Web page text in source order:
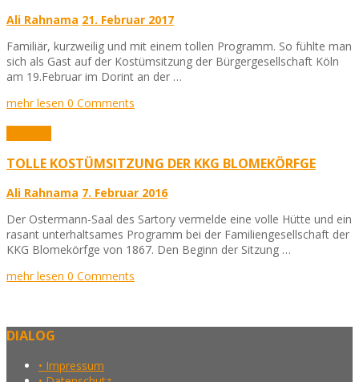
Ali Rahnama 21. Februar 2017
Familiär, kurzweilig und mit einem tollen Programm. So fühlte man
sich als Gast auf der Kostümsitzung der Bürgergesellschaft Köln
am 19.Februar im Dorint an der …
mehr lesen 0 Comments
TOLLE KOSTÜMSITZUNG DER KKG BLOMEKÖRFGE
Ali Rahnama 7. Februar 2016
Der Ostermann-Saal des Sartory vermelde eine volle Hütte und ein
rasant unterhaltsames Programm bei der Familiengesellschaft der
KKG Blomekörfge von 1867. Den Beginn der Sitzung …
mehr lesen 0 Comments
DIALOG
• Impressum